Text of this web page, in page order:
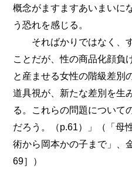
概念がますますあいまいに
う恐れを感じる。
そればかりではなく、す
ことだが、性の商品化顔負
と産ませる女性の階級差別
道具視が、新たな差別を生
る。これらの問題について
だろう。（p.61）」（「母
術から岡本かの子まで」、
69］）